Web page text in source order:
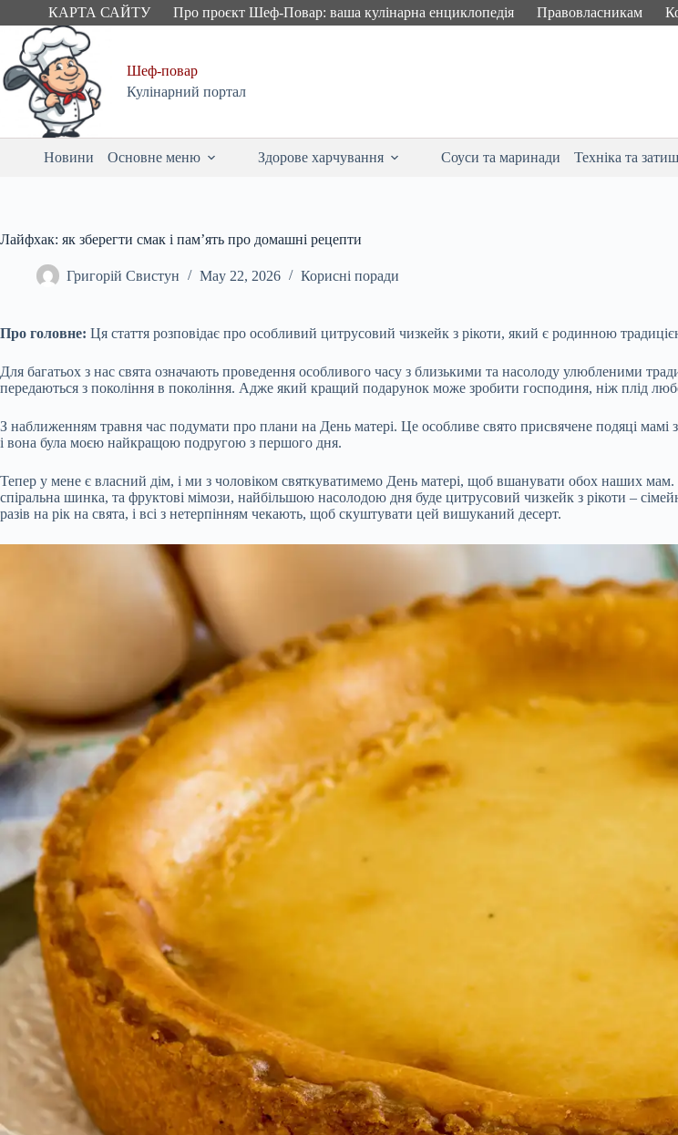
to
content
КАРТА САЙТУ Про проєкт Шеф-Повар: ваша кулінарна енциклопедія Правовласникам
Шеф-повар
Кулінарний портал
Новини Основне меню Здорове харчування Соуси та маринади Техніка та
Лайфхак: як зберегти смак і пам’ять про домашні рецепти
Григорій Свистун May 22, 2026 Корисні поради
Про головне: Ця стаття розповідає про особливий цитрусовий чизкейк з рікоти, який є родинною
Для багатьох з нас свята означають проведення особливого часу з близькими та насолоду улюбленими
передаються з покоління в покоління. Адже який кращий подарунок може зробити господиня, ніж плід
З наближенням травня час подумати про плани на День матері. Це особливе свято присвячене подяці
і вона була моєю найкращою подругою з першого дня.
Тепер у мене є власний дім, і ми з чоловіком святкуватимемо День матері, щоб вшанувати обох наших
спіральна шинка, та фруктові мімози, найбільшою насолодою дня буде цитрусовий чизкейк з рікоти –
разів на рік на свята, і всі з нетерпінням чекають, щоб скуштувати цей вишуканий десерт.